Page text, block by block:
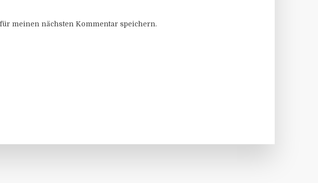
meinen nächsten Kommentar speichern.